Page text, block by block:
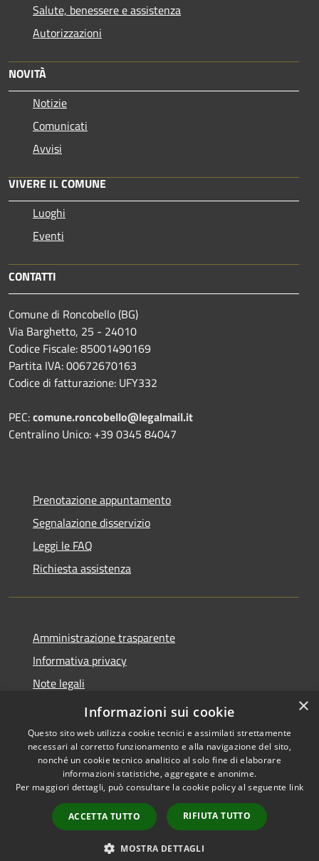
Salute, benessere e assistenza
Autorizzazioni
NOVITÀ
Notizie
Comunicati
Avvisi
VIVERE IL COMUNE
Luoghi
Eventi
CONTATTI
Comune di Roncobello (BG)
Via Barghetto, 25 - 24010
Codice Fiscale: 85001490169
Partita IVA: 00672670163
Codice di fatturazione: UFY332
PEC:comune.roncobello@legalmail.it
Centralino Unico: +39 0345 84047
Prenotazione appuntamento
Segnalazione disservizio
Leggi le FAQ
Richiesta assistenza
Amministrazione trasparente
Informativa privacy
Note legali
Dichiarazione di accessibilità
Accessibilità
Copyright © 2026 • Comune di
Roncobello • Powered by
Municipium•
Accesso
redazione
×
Informazioni sui cookie
Questo sito web utilizza cookie tecnici e assimilati strettamente
necessari al corretto funzionamento e alla navigazione del sito,
nonché un cookie tecnico analitico al solo fine di elaborare
informazioni statistiche, aggregate e anonime.
Per maggiori dettagli, può consultare la cookie policy al seguente link
ACCETTA TUTTO RIFIUTA TUTTO
MOSTRA DETTAGLI